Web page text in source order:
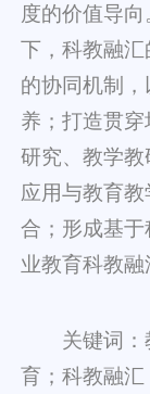
度的价值导
下，科教融
的协同机制
养；打造贯
研究、教学
应用与教育
合；形成基
业教育科教融
关键词
育；科教融